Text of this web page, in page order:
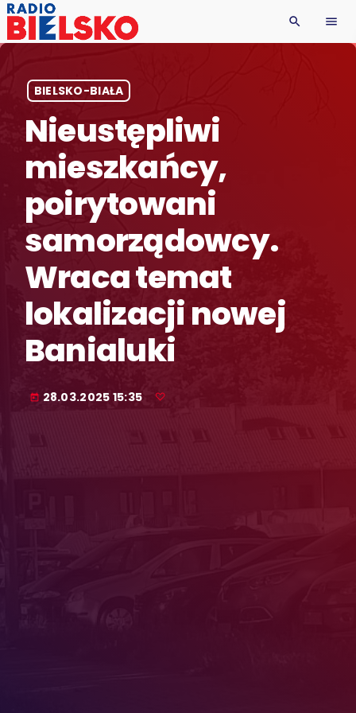
search menu
BIELSKO-BIAŁA
Nieustępliwi
mieszkańcy,
poirytowani
samorządowcy.
Wraca temat
lokalizacji nowej
Banialuki
today 28.03.2025 15:35